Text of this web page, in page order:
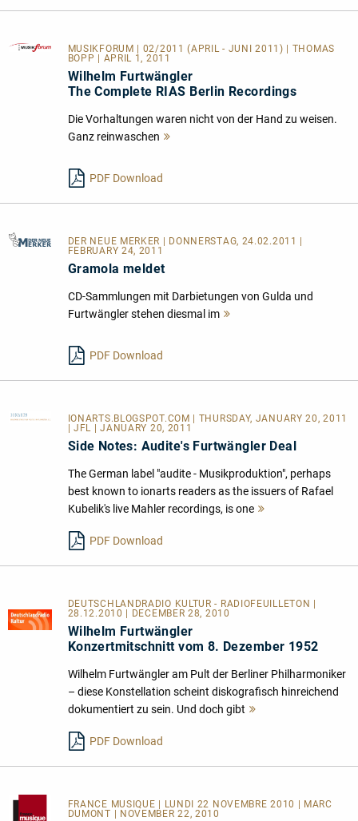
MUSIKFORUM
| 02/2011 (APRIL - JUNI 2011) | THOMAS
BOPP | APRIL 1, 2011
Wilhelm Furtwängler
The Complete RIAS Berlin Recordings
Die Vorhaltungen waren nicht von der Hand zu weisen.
Ganz reinwaschen
PDF Download
DER NEUE MERKER
| DONNERSTAG, 24.02.2011 |
FEBRUARY 24, 2011
Gramola meldet
CD-Sammlungen mit Darbietungen von Gulda und
Furtwängler stehen diesmal im
PDF Download
IONARTS.BLOGSPOT.COM
| THURSDAY, JANUARY 20, 2011
| JFL | JANUARY 20, 2011
Side Notes: Audite's Furtwängler Deal
The German label "audite - Musikproduktion", perhaps
best known to ionarts readers as the issuers of Rafael
Kubelik's live Mahler recordings, is one
PDF Download
DEUTSCHLANDRADIO KULTUR - RADIOFEUILLETON |
28.12.2010 | DECEMBER 28, 2010
Wilhelm Furtwängler
Konzertmitschnitt vom 8. Dezember 1952
Wilhelm Furtwängler am Pult der Berliner Philharmoniker
– diese Konstellation scheint diskografisch hinreichend
dokumentiert zu sein. Und doch gibt
PDF Download
FRANCE MUSIQUE
| LUNDI 22 NOVEMBRE 2010 | MARC
DUMONT | NOVEMBER 22, 2010